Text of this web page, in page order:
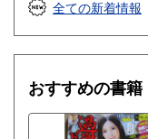
全ての新着情報
おすすめの書籍